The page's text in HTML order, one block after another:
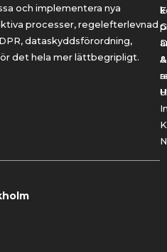
och implementera nya
processer, regelefterlevnad
dataskyddsförordning,
det hela mer lättbegripligt.
&